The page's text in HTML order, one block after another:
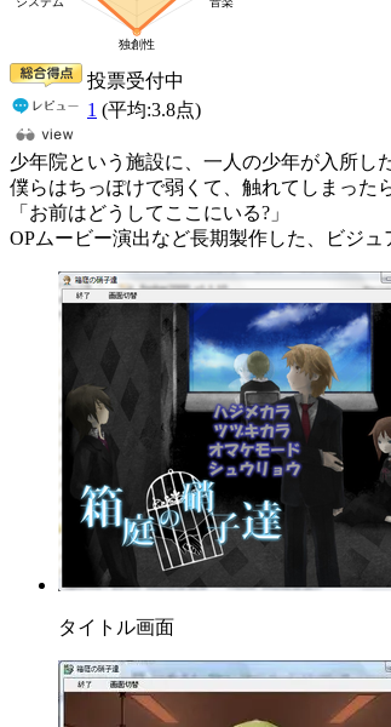
投票受付中
1 (平均:3.8点)
少年院という施設に、一人の少年が入所し
僕らはちっぽけで弱くて、触れてしまっ
「お前はどうしてここにいる?」
OPムービー演出など長期製作した、ビジュ
タイトル画面